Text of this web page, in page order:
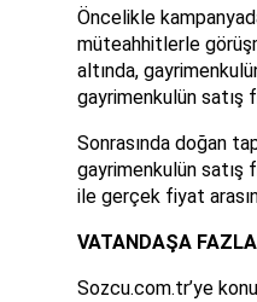
Öncelikle
müteahhitlerle
altında,
gayrimenkulün satış
Sonrasında doğan
gayrimenkulün satış
ile gerçek fiyat
VATANDAŞA
Sozcu.com.tr’ye